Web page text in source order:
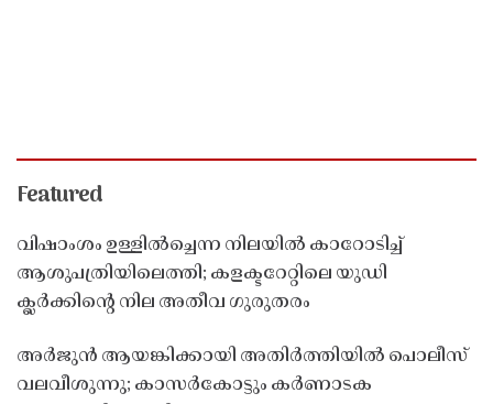
Featured
വിഷാംശം ഉള്ളിൽച്ചെന്ന നിലയിൽ കാറോടിച്ച്
ആശുപത്രിയിലെത്തി; കളക്ടറേറ്റിലെ യുഡി
ക്ലർക്കിൻ്റെ നില അതീവ ഗുരുതരം
അർജുൻ ആയങ്കിക്കായി അതിർത്തിയിൽ പൊലീസ്
വലവീശുന്നു; കാസർകോട്ടും കർണാടക